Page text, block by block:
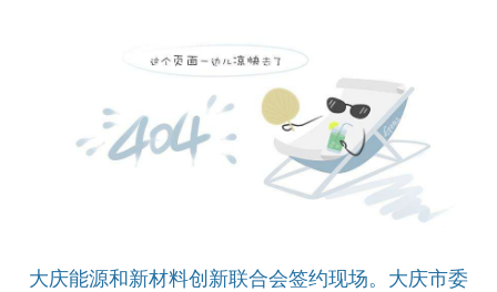
大庆能源和新材料创新联合会签约现场。大庆市委